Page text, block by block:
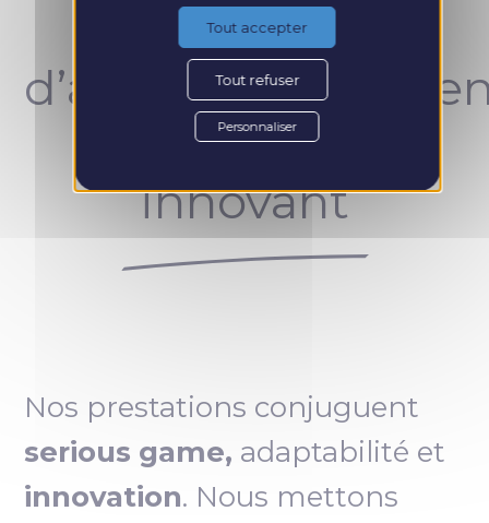
Un concept
unique et
innovant
Nos prestations conjuguent
serious game, adaptabilité et
innovation. Nous mettons
Tout accepter
Tout refuser
Personnaliser